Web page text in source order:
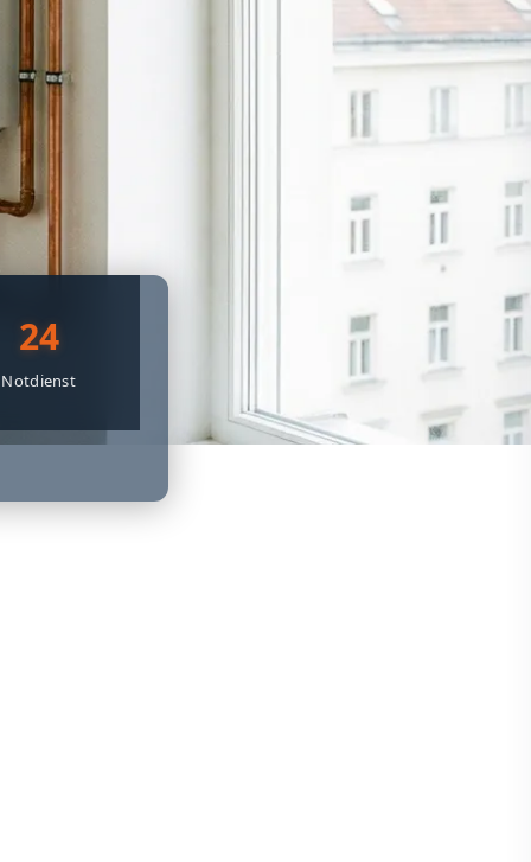
24
Notdienst